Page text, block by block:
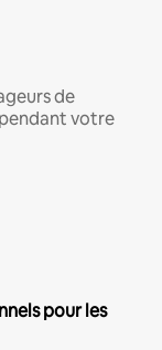
de
votre
pour les